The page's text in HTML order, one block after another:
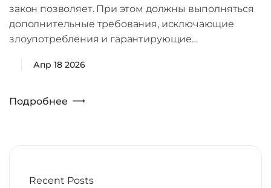
закон позволяет. При этом должны выполняться
дополнительные требования, исключающие
злоупотребления и гарантирующие…
Апр 18 2026
Подробнее
Recent Posts